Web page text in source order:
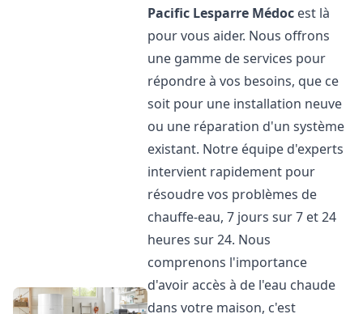
Pacific Lesparre Médoc est là
pour vous aider. Nous offrons
une gamme de services pour
répondre à vos besoins, que ce
soit pour une installation neuve
ou une réparation d'un système
existant. Notre équipe d'experts
intervient rapidement pour
résoudre vos problèmes de
chauffe-eau, 7 jours sur 7 et 24
heures sur 24. Nous
comprenons l'importance
d'avoir accès à de l'eau chaude
dans votre maison, c'est